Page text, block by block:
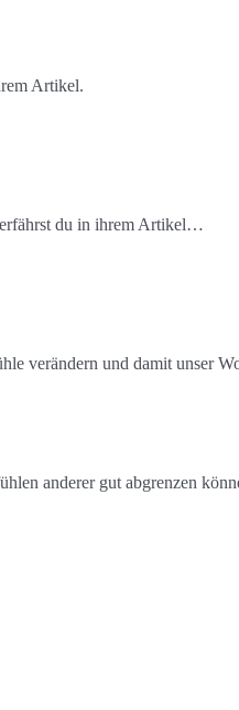
Artikel.
erfährst du in ihrem Artikel…
verändern und damit unser
anderer gut abgrenzen